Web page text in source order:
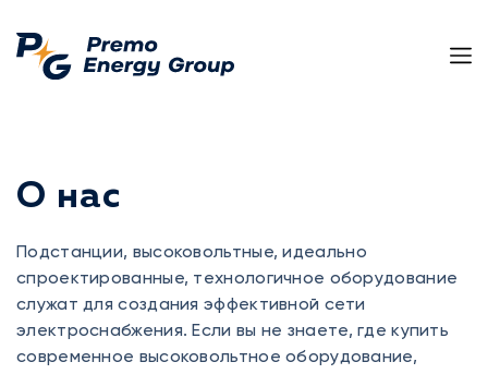
О нас
Подстанции, высоковольтные, идеально
спроектированные, технологичное оборудование
служат для создания эффективной сети
электроснабжения. Если вы не знаете, где купить
современное высоковольтное оборудование,